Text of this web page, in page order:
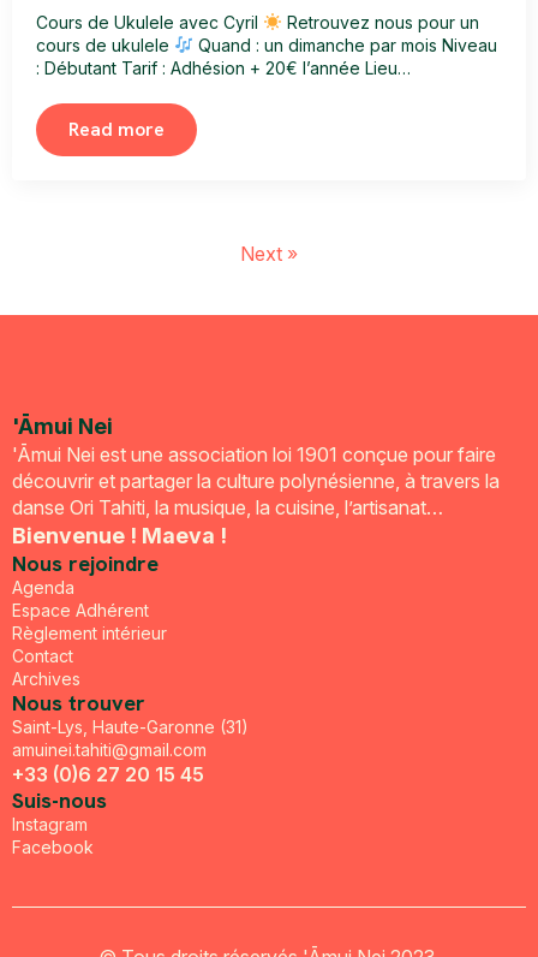
Cours de Ukulele avec Cyril
Retrouvez nous pour un
cours de ukulele
Quand : un dimanche par mois Niveau
: Débutant Tarif : Adhésion + 20€ l’année Lieu…
Read more
Next »
'Āmui Nei
'Āmui Nei est une association loi 1901 conçue pour faire
découvrir et partager la culture polynésienne, à travers la
danse Ori Tahiti, la musique, la cuisine, l’artisanat…
Bienvenue ! Maeva !
Nous rejoindre
Agenda
Espace Adhérent
Règlement intérieur
Contact
Archives
Nous trouver
Saint-Lys, Haute-Garonne (31)
amuinei.tahiti@gmail.com
+33 (0)6 27 20 15 45
Suis-nous
Instagram
Facebook